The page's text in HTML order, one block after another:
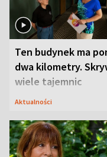
Ten budynek ma
dwa kilometry.
wiele tajemnic
Aktualności